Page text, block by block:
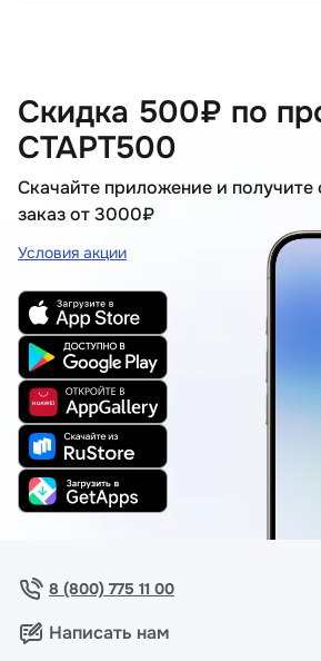
Скидка 500₽ по
СТАРТ500
Скачайте приложение и получите
заказ от 3000₽
Условия акции
8 (800) 775 11 00
Написать нам